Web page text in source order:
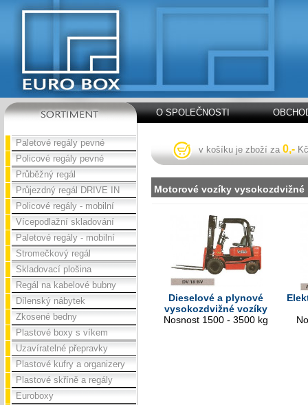
O SPOLEČNOSTI
Paletové regály pevné
Policové regály pevné
Průběžný regál
Průjezdný regál DRIVE IN
Policové regály - mobilní
Vícepodlažní skladování
Paletové regály - mobilní
Stromečkový regál
Skladovací plošina
Regál na kabelové bubny
Dílenský nábytek
Zkosené bedny
Plastové boxy s víkem
Uzavíratelné přepravky
Plastové kufry a organizery
Plastové skříně a regály
Euroboxy
v košíku je zboží za 0,- Kč
Motorové vozíky vysokozdvižné
Dieselové a plynové
vysokozdvižné vozíky
Nosnost 1500 - 3500 kg